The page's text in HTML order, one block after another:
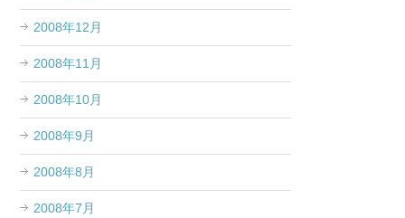
2008年12月
2008年11月
2008年10月
2008年9月
2008年8月
2008年7月